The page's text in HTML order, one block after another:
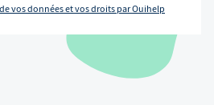
vos données et vos droits par Ouihelp